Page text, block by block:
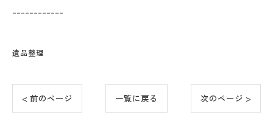
------------
遺品整理
< 前のページ 一覧に戻る 次のページ >